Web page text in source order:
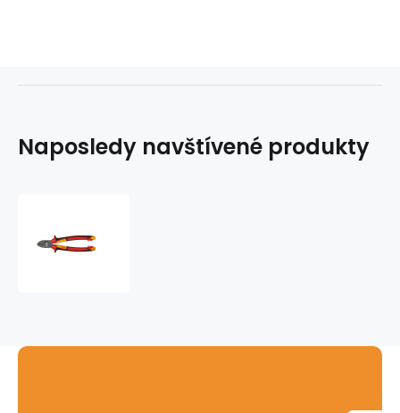
Naposledy navštívené produkty